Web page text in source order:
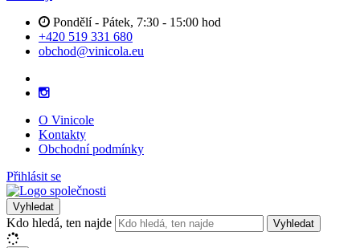
Pondělí - Pátek, 7:30 - 15:00 hod
+420 519 331 680
obchod@vinicola.eu
O Vinicole
Kontakty
Obchodní podmínky
Přihlásit se
Vyhledat
Kdo hledá, ten najde Vyhledat